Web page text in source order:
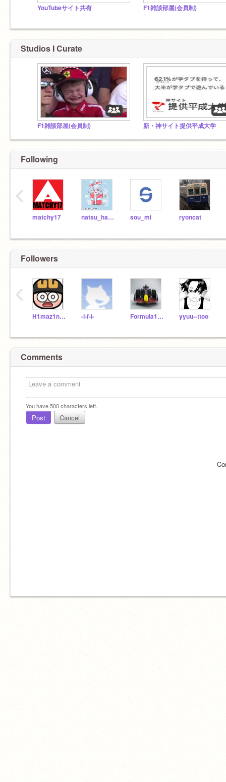
YouTubeサイト共有 F1雑談部屋(会員制)
Studios I Curate
F1雑談部屋(会員制) 新・神サイト提供平成大学
Following
matchy17 natsu_hana_1 sou_mi ryoncat
‹
Followers
H1maz1n_kun -l-f-i- Formula1TV yyuu--ttoo
‹
Comments
You have500characters left.
Post Cancel